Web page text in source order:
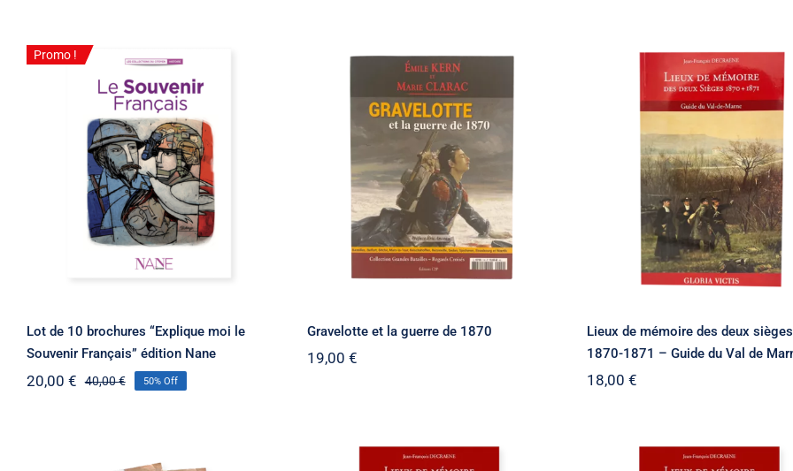
Promo !
Lot de 10 brochures
“Explique moi le Souvenir
Français” édition Nane
Lot de 10 brochures “Explique moi le
Souvenir Français” édition Nane
40,00€Le
40,00 €.
20,00 €
Le
20,00 €.
50% Off
Gravelotte et la guerre de
1870
Gravelotte et la guerre de 1870
19,00 €
Lieux de mémoire des
deux sièges 1870-1871 –
Guide du Val de Marne
Lieux de mémoire des deux sièges
1870-1871 – Guide du Val de
18,00€